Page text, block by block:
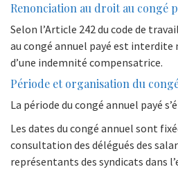
Renonciation au droit au congé
Selon l’Article 242 du code de
au congé annuel payé est interdite
d’une indemnité compensatrice.
Période et organisation du
La période du congé annuel payé
Les dates du congé annuel sont
consultation des délégués des
représentants des syndicats dans